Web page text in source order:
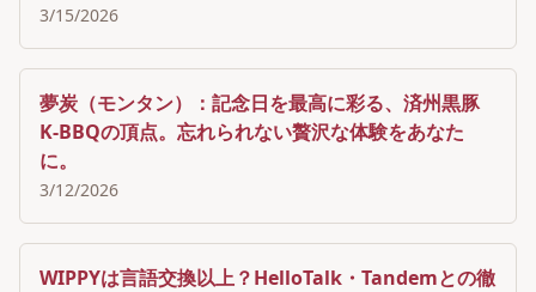
3/15/2026
夢炭（モンタン）：記念日を最高に彩る、済州黒豚
K-BBQの頂点。忘れられない贅沢な体験をあなた
に。
3/12/2026
WIPPYは言語交換以上？HelloTalk・Tandemとの徹